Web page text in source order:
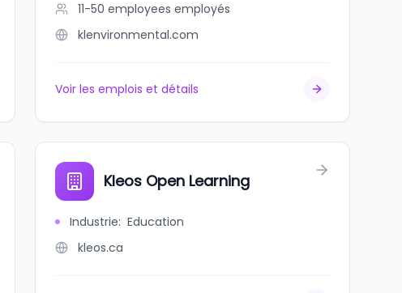
11-50 employees employés
klenvironmental.com
Voir les emplois et détails
Kleos Open Learning
Industrie: Education
kleos.ca